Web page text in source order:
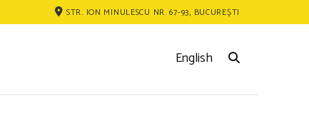
STR. ION MINULESCU NR. 67-93, BUCUREȘTI
English